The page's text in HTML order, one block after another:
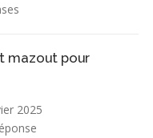
mazout pour
2025